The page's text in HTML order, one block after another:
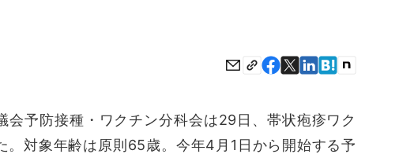
予防接種・ワクチン分科会は29日、帯状疱疹ワク
。対象年齢は原則65歳。今年4月1日から開始する予